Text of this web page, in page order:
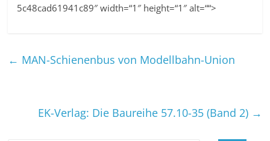
5c48cad61941c89″ width=“1″ height=“1″ alt=““>
← MAN-Schienenbus von Modellbahn-Union
EK-Verlag: Die Baureihe 57.10-35 (Band 2) →